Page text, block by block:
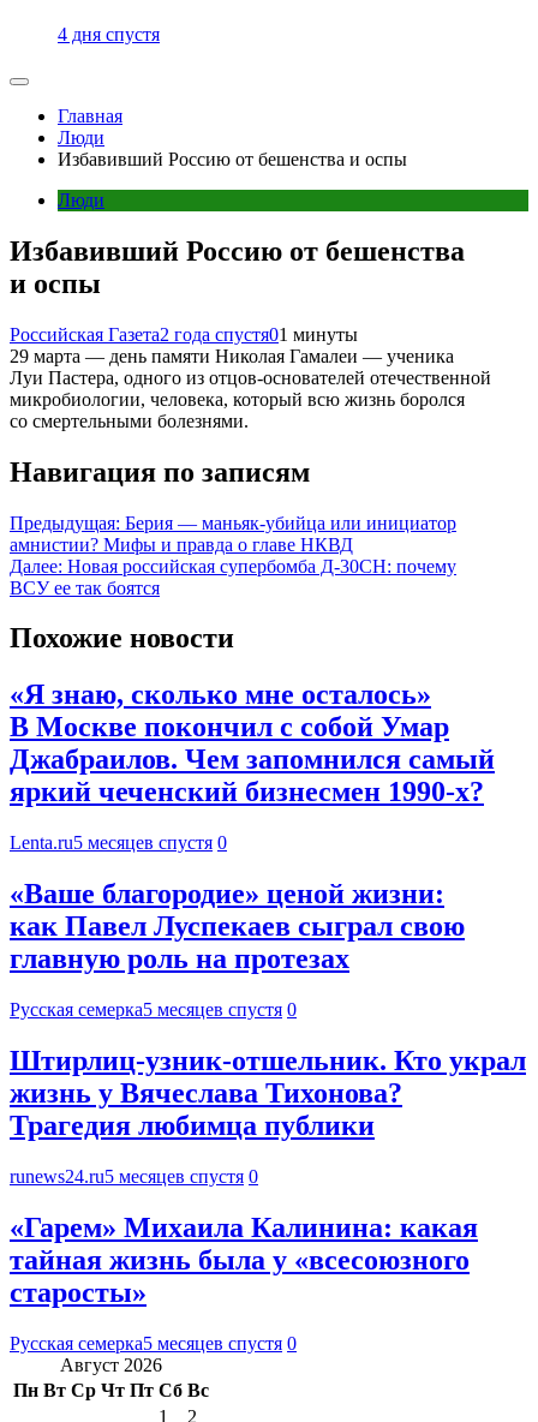
4 дня спустя
Главная
Люди
Избавивший Россию от бешенства и оспы
Люди
Избавивший Россию от бешенства
и оспы
Российская Газета2 года спустя01 минуты
29 марта — день памяти Николая Гамалеи — ученика
Луи Пастера, одного из отцов-основателей отечественной
микробиологии, человека, который всю жизнь боролся
со смертельными болезнями.
Навигация по записям
Предыдущая: Берия — маньяк-убийца или инициатор
амнистии? Мифы и правда о главе НКВД
Далее: Новая российская супербомба Д-30СН: почему
ВСУ ее так боятся
Похожие новости
«Я знаю, сколько мне осталось»
В Москве покончил с собой Умар
Джабраилов. Чем запомнился самый
яркий чеченский бизнесмен 1990-х?
Lenta.ru5 месяцев спустя 0
«Ваше благородие» ценой жизни:
как Павел Луспекаев сыграл свою
главную роль на протезах
Русская семерка5 месяцев спустя 0
Штирлиц-узник-отшельник. Кто украл
жизнь у Вячеслава Тихонова?
Трагедия любимца публики
runews24.ru5 месяцев спустя 0
«Гарем» Михаила Калинина: какая
тайная жизнь была у «всесоюзного
старосты»
Русская семерка5 месяцев спустя 0
Август 2026
Пн Вт Ср Чт Пт Сб Вс
1
2